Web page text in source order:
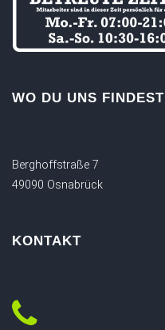
WO DU UNS FINDEST
Berghoffstraße 7
49090 Osnabrück
KONTAKT